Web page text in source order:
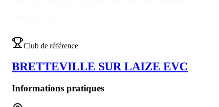
Club de référence
BRETTEVILLE SUR LAIZE EVC
Informations pratiques